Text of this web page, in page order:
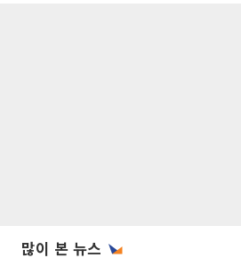
많이 본 뉴스